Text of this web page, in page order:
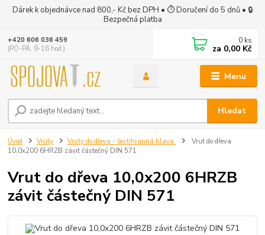
Dárek k objednávce nad 800,- Kč bez DPH • ⏱ Doručení do 5 dnů • 🔒
Bezpečná platba
Menu
Hledat
+420 606 036 459
(PO-PÁ, 8-16 hod.)
0 ks
za 0,00 Kč
Úvod Vruty Vruty do dřeva - šestihranná hlava
Vrut do dřeva
10,0x200 6HRZB závit částečný DIN 571
Vrut do dřeva 10,0x200 6HRZB
závit částečný DIN 571